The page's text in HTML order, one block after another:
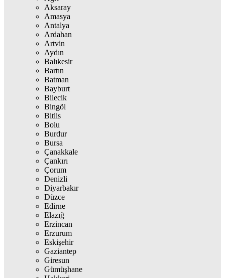
Aksaray
Amasya
Antalya
Ardahan
Artvin
Aydın
Balıkesir
Bartın
Batman
Bayburt
Bilecik
Bingöl
Bitlis
Bolu
Burdur
Bursa
Çanakkale
Çankırı
Çorum
Denizli
Diyarbakır
Düzce
Edirne
Elazığ
Erzincan
Erzurum
Eskişehir
Gaziantep
Giresun
Gümüşhane